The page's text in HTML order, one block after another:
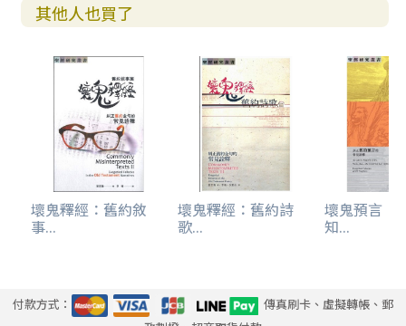
其他人也買了
壞鬼釋經：舊約敘
事...
壞鬼釋經：舊約詩
歌...
壞鬼預言：
知...
付款方式：
傳真刷卡、虛擬轉帳、郵